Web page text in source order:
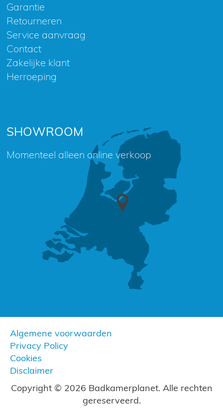
Garantie
Retourneren
Service aanvraag
Contact
Zakelijke klant
Herroeping
SHOWROOM
Momenteel alleen online verkoop
Algemene voorwaarden
Privacy Policy
Cookies
Disclaimer
Copyright © 2026 Badkamerplanet. Alle rechten
gereserveerd.